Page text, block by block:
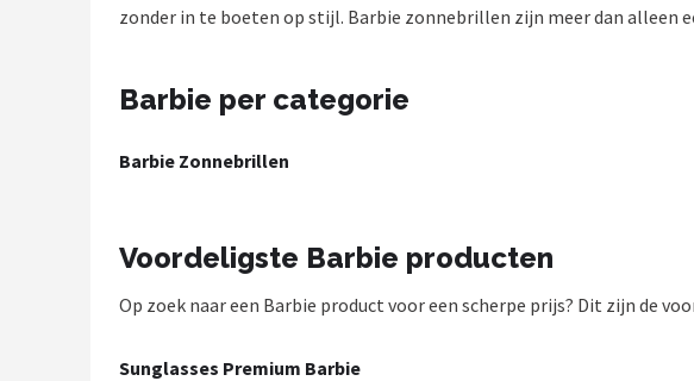
Baby zonnebrillen
POPULAIRE MERKEN
Polaroid
zonder in te boeten op stijl. Barbie zonnebrillen zijn meer dan alleen
Barbie per categorie
Barbie Zonnebrillen
Voordeligste Barbie producten
Op zoek naar een Barbie product voor een scherpe prijs? Dit zijn de
Sunglasses Premium Barbie